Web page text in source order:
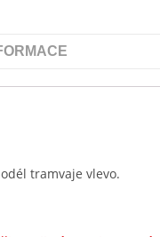
tramvaje vlevo.